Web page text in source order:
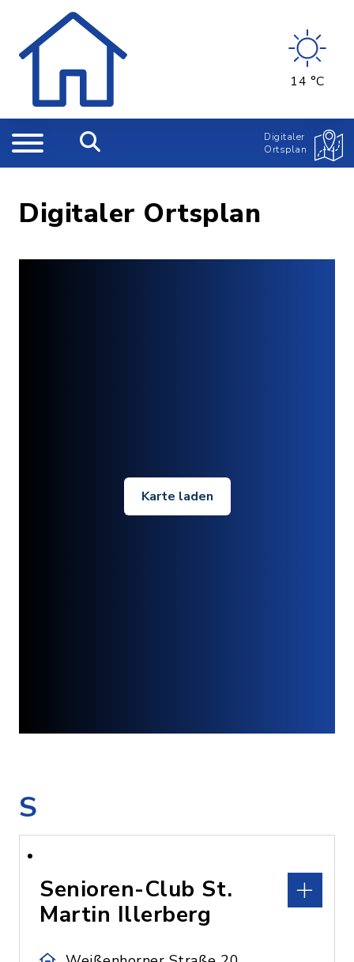
14 °C
Digitaler
Ortsplan
Digitaler Ortsplan
Karte laden
S
Senioren-Club St.
Martin Illerberg